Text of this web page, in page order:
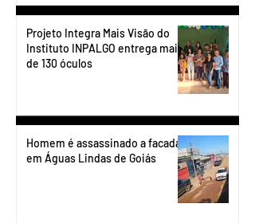
Projeto Integra Mais Visão do
Instituto INPALGO entrega mais
de 130 óculos
Homem é assassinado a facadas
em Águas Lindas de Goiás